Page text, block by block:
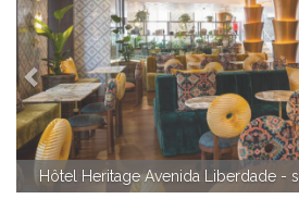
Hôtel Heritage Avenida Liberdade -
Précédent